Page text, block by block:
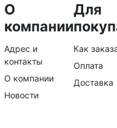
О
компании
Адрес и
контакты
О компании
Новости
Для
Как
Оплата
Доставка